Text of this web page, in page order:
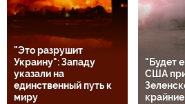
"Это разрушит
Украину": Западу
указали на
единственный путь к
миру
"Будет
США